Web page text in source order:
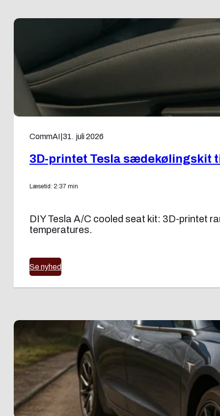
CommAI 31. juli 2026
3D-printet Tesla sædekølingskit
Læsetid: 2:37 min
DIY Tesla A/C cooled seat kit: 3D-printet
temperatures.
Se nyhed